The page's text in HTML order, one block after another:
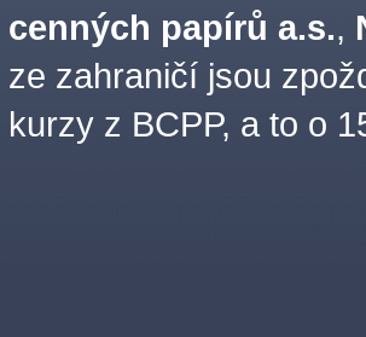
cenných papírů a.s.,
ze zahraničí jsou
kurzy z BCPP, a to o